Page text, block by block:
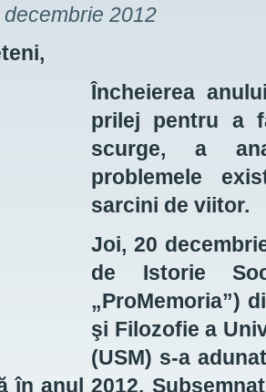
decembrie 2012
Încheierea
prilej pentru a
scurge, a
problemele
sarcini de viitor.
Joi, 20
de Istorie
„ProMemoria”)
şi Filozofie a
(USM) s-a
în anul 2012.